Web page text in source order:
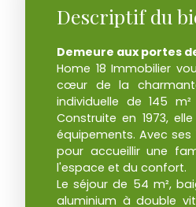
Descriptif du
Demeure aux portes
Home 18 Immobilier
cœur de la
individuelle de 145
Construite en 1973,
équipements. Avec
pour accueillir une
l'espace et du confort.
Le séjour de 54 m²,
aluminium à double